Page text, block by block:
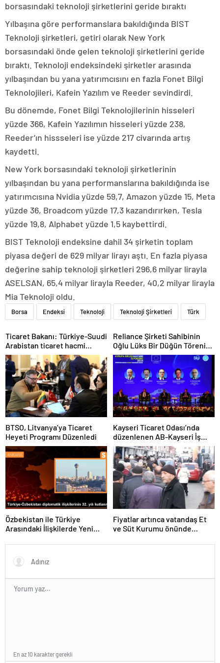
borsasındaki teknoloji şirketlerini geride bıraktı
Yılbaşına göre performanslara bakıldığında BIST
Teknoloji şirketleri, getiri olarak New York
borsasındaki önde gelen teknoloji şirketlerini geride
bıraktı. Teknoloji endeksindeki şirketler arasında
yılbaşından bu yana yatırımcısını en fazla Fonet Bilgi
Teknolojileri, Kafein Yazılım ve Reeder sevindirdi.
Bu dönemde, Fonet Bilgi Teknolojilerinin hisseleri
yüzde 366, Kafein Yazılımın hisseleri yüzde 238,
Reeder’ın hissseleri ise yüzde 217 civarında artış
kaydetti.
New York borsasındaki teknoloji şirketlerinin
yılbaşından bu yana performanslarına bakıldığında ise
yatırımcısına Nvidia yüzde 59,7, Amazon yüzde 15, Meta
yüzde 36, Broadcom yüzde 17,3 kazandırırken, Tesla
yüzde 19,8, Alphabet yüzde 1,5 kaybettirdi.
BIST Teknoloji endeksine dahil 34 şirketin toplam
piyasa değeri de 629 milyar lirayı aştı. En fazla piyasa
değerine sahip teknoloji şirketleri 296,6 milyar lirayla
ASELSAN, 65,4 milyar lirayla Reeder, 40,2 milyar lirayla
Mia Teknoloji oldu.
Borsa Endeksi Teknoloji Teknoloji Şirketleri Türk
Ticaret Bakanı: Türkiye-Suudi
Arabistan ticaret hacmi
artacak
Reliance Şirketi Sahibinin
Oğlu Lüks Bir Düğün Töreni
Düzenledi
BTSO, Litvanya’ya Ticaret
Heyeti Programı Düzenledi
Kayseri Ticaret Odası’nda
düzenlenen AB-Kayseri İş
Forumu’nda yeşil dönüşüm
ve dijitalleşme vurgusu
yapıldı
Özbekistan ile Türkiye
Arasındaki İlişkilerde Yeni
Fiyatlar artınca vatandaş Et
ve Süt Kurumu önünde
En az 10 karakter gerekli